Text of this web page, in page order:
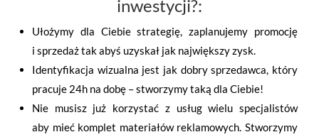
inwestycji?:
Ułożymy dla Ciebie strategię, zaplanujemy promocję
i sprzedaż tak abyś uzyskał jak największy zysk.
Identyfikacja wizualna jest jak dobry sprzedawca, który
pracuje 24h na dobę – stworzymy taką dla Ciebie!
Nie musisz już korzystać z usług wielu specjalistów
aby mieć komplet materiałów reklamowych. Stworzymy